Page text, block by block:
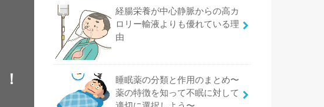
経腸栄養が中心静脈からの高カ
ロリー輸液よりも優れている理
由
睡眠薬の分類と作用のまとめ〜
薬の特徴を知って不眠に対して